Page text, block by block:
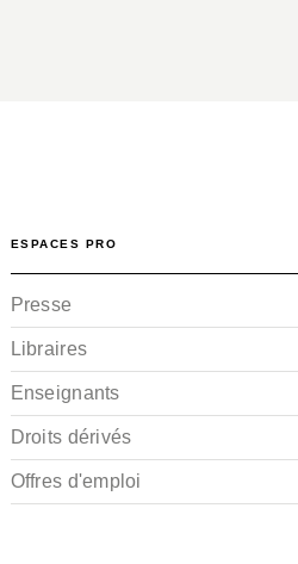
ESPACES PRO
Presse
Libraires
Enseignants
Droits dérivés
Offres d'emploi